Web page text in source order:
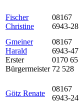
Fischer
Christine
08167
6943-28
Gmeiner
Harald
Erster
Bürgermeister
08167
6943-47
0170 65
72 528
Götz Renate
08167
6943-24